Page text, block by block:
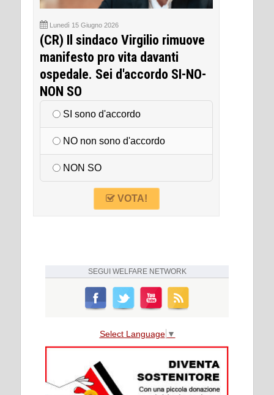
Lunedì 15 Giugno 2026
(CR) Il sindaco Virgilio rimuove
manifesto pro vita davanti
ospedale. Sei d'accordo SI-NO-
NON SO
SI sono d'accordo
NO non sono d'accordo
NON SO
VOTA!
SEGUI WELFARE NETWORK
Select Language ▼